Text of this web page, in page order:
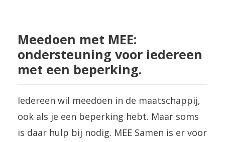
Meedoen met MEE:
ondersteuning voor iedereen
met een beperking.
Iedereen wil meedoen in de maatschappij,
ook als je een beperking hebt. Maar soms
is daar hulp bij nodig. MEE Samen is er voor